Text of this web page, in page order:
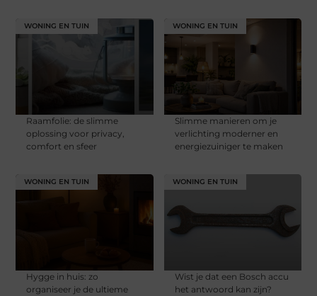
WONING EN TUIN
Raamfolie: de slimme
oplossing voor privacy,
comfort en sfeer
WONING EN TUIN
Slimme manieren om je
verlichting moderner en
energiezuiniger te maken
WONING EN TUIN
Hygge in huis: zo
organiseer je de ultieme
WONING EN TUIN
Wist je dat een Bosch accu
het antwoord kan zijn?